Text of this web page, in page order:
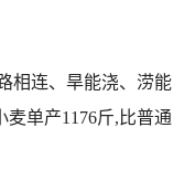
相连、旱能浇、涝能
单产1176斤,比普通